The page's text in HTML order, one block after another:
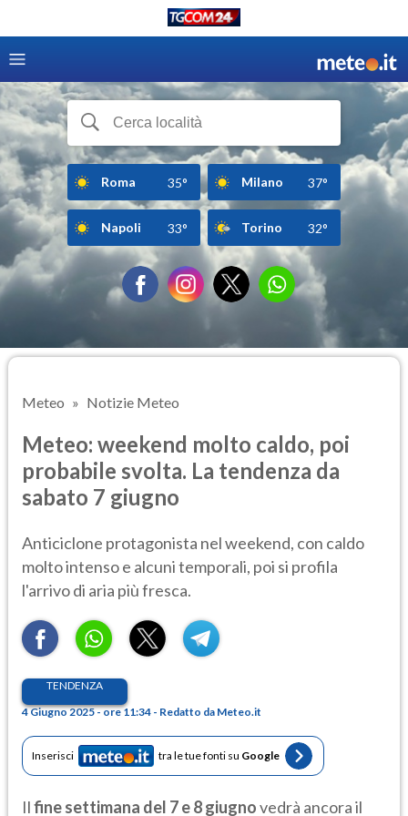
Roma 35° Milano 37°
Napoli 33° Torino 32°
Meteo Notizie Meteo
Meteo: weekend molto caldo, poi
probabile svolta. La tendenza da
sabato 7 giugno
Anticiclone protagonista nel weekend, con caldo
molto intenso e alcuni temporali, poi si profila
l'arrivo di aria più fresca.
TENDENZA
4 Giugno 2025 - ore 11:34 - Redatto da Meteo.it
Inserisci tra le tue fonti su Google
Ilfine settimana del 7 e 8 giugnovedrà ancora il